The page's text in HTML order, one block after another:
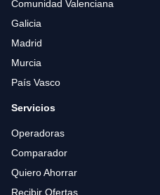
Comunidad Valenciana
Galicia
Madrid
Murcia
País Vasco
Servicios
Operadoras
Comparador
Quiero Ahorrar
Recibir Ofertas